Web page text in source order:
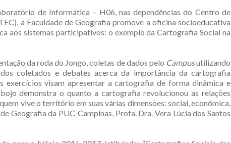
de Informática – H06, nas dependências do Centro de
a Faculdade de Geografia promove a oficina socioeducativa
aos sistemas participativos: o exemplo da Cartografia Social na
da roda do Jongo, coletas de dados pelo Campusutilizando
coletados e debates acerca da importância da cartografia
exercícios visam apresentar a cartografia de forma dinâmica e
demonstra o quanto a cartografia revolucionou as relações
vive o território em suas várias dimensões: social, econômica,
Geografia da PUC-Campinas, Profa. Dra. Vera Lúcia dos Santos